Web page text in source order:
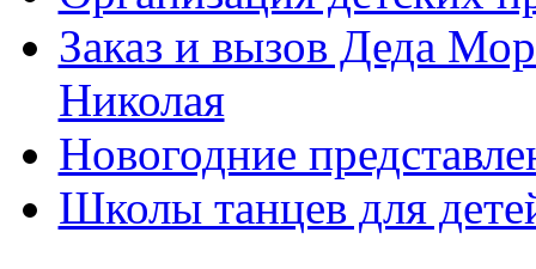
Заказ и вызов Деда
Николая
Новогодние
Школы танцев для